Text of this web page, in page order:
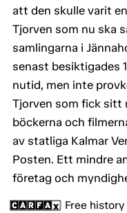
att den skulle varit
Tjorven som nu ska
samlingarna i
senast besiktigades
nutid, men inte
Tjorven som fick sitt
böckerna och
av statliga Kalmar
Posten. Ett mindre
företag och
Free history